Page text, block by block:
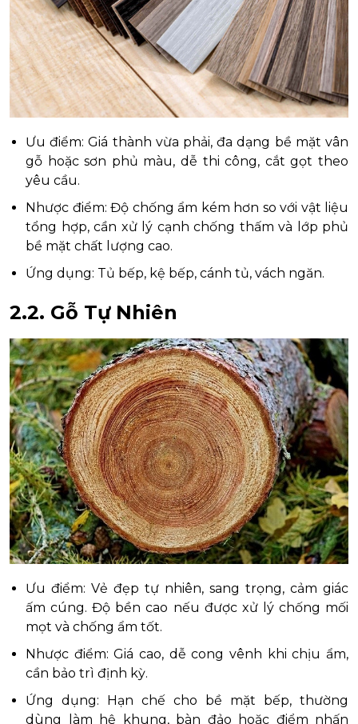
Ưu điểm: Giá thành vừa phải, đa dạng bề mặt vân
gỗ hoặc sơn phủ màu, dễ thi công, cắt gọt theo
yêu cầu.
Nhược điểm: Độ chống ẩm kém hơn so với vật liệu
tổng hợp, cần xử lý cạnh chống thấm và lớp phủ
bề mặt chất lượng cao.
Ứng dụng: Tủ bếp, kệ bếp, cánh tủ, vách ngăn.
2.2. Gỗ Tự Nhiên
Ưu điểm: Vẻ đẹp tự nhiên, sang trọng, cảm giác
ấm cúng. Độ bền cao nếu được xử lý chống mối
mọt và chống ẩm tốt.
Nhược điểm: Giá cao, dễ cong vênh khi chịu ẩm,
cần bảo trì định kỳ.
Ứng dụng: Hạn chế cho bề mặt bếp, thường
dùng làm hệ khung, bàn đảo hoặc điểm nhấn